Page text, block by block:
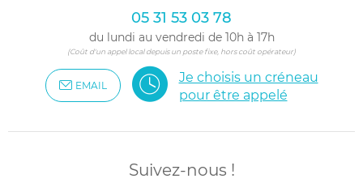
05 31 53 03 78
du lundi au vendredi de 10h à 17h
(Coût d'un appel local depuis un poste fixe, hors coût opérateur)
EMAIL
Je choisis un créneau
pour être appelé
Suivez-nous !